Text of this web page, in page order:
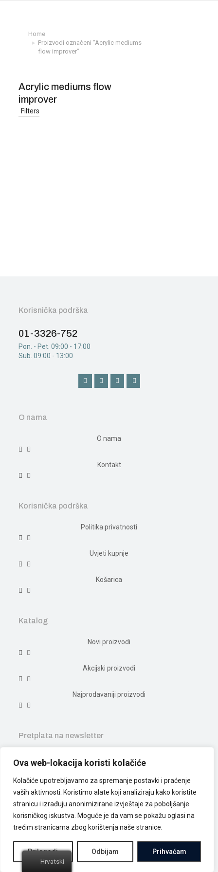
Ova web-lokacija koristi kolačiće
Kolačiće upotrebljavamo za spremanje postavki i praćenje
vaših aktivnosti. Koristimo alate koji analiziraju kako koristite
stranicu i izrađuju anonimizirane izvještaje za poboljšanje
korisničkog iskustva. Moguće je da vam se pokažu oglasi na
trećim stranicama zbog korištenja naše stranice.
Prilagodi Odbijam Prihvaćam
Acrylic mediums flow
improver
Filters
You are here:
Home
Proizvodi označeni “Acrylic mediums
flow improver”
Korisnička podrška
01-3326-752
Pon. - Pet. 09:00 - 17:00
Sub. 09:00 - 13:00
O nama
O nama
Kontakt
Korisnička podrška
Politika privatnosti
Uvjeti kupnje
Košarica
Katalog
Novi proizvodi
Akcijski proizvodi
Najprodavaniji proizvodi
Pretplata na newsletter
pretplati me na novosti
Prvi saznaj ekskluzivne ponude i nove proizvode.
© Copyright 2021 Art Zumbur d.o.o.
Hrvatski